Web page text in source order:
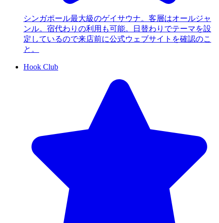
シンガポール最大級のゲイサウナ。客層はオールジャ
ンル。宿代わりの利用も可能。日替わりでテーマを設
定しているので来店前に公式ウェブサイトを確認のこ
と。
Hook Club